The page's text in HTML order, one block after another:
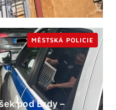
pod Brdy –
MĚSTSKÁ POLICIE